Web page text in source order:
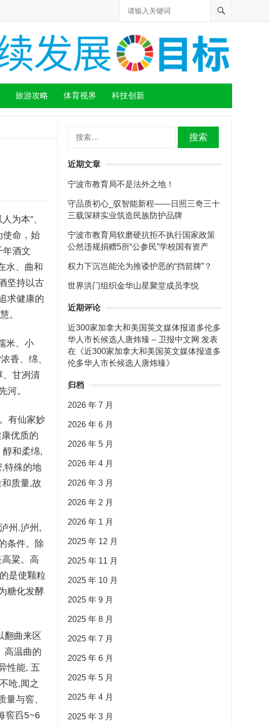
旅游攻略 体育视界 科技创新
为本”、
使命，始
年酒文
水、曲和
坚持以古
求健康的
。
米、小
香、绵、
、甘冽清
河。
有仙家妙
优质的
醇和柔绵,
特殊的地
质量,故
州.泸州,
条件。除
粱。高
是使颗粒
糖化发酵
翻曲来区
高温曲的
性能, 五
呛,闻之
与窖、
窖舀5~6
近期文章
宁波市教育局不是法外之地！
守品质初心_驭智能新程——日照三奇三十
三载深耕实业筑造民族防护品牌
宁波市教育局软磨硬抗拒不执行国家政策
公然违规捐赠5所“公参民”学校国有资产
权力下沉岂能沦为推诿护恶的“挡箭牌”？
世界洪门组织金华山星聚堂成员李悦
近期评论
近300家加拿大和美国英文媒体报道多伦多
华人市长候选人唐炜臻 – 卫报中文网 发表
在《近300家加拿大和美国英文媒体报道多
伦多华人市长候选人唐炜臻》
归档
2026 年 7 月
2026 年 6 月
2026 年 5 月
2026 年 4 月
2026 年 3 月
2026 年 2 月
2026 年 1 月
2025 年 12 月
2025 年 11 月
2025 年 10 月
2025 年 9 月
2025 年 8 月
2025 年 7 月
2025 年 6 月
2025 年 5 月
2025 年 4 月
2025 年 3 月